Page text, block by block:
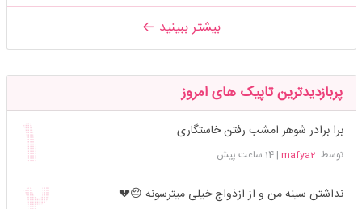
بیشتر ببینید
پربازدیدترین تاپیک های امروز
برا برادر شوهر امشب رفتن خاستگاری
توسط mafya2
|14 ساعت پیش
نداشتن سینه من و از ازذواج خیلی میترسونه 😔💔